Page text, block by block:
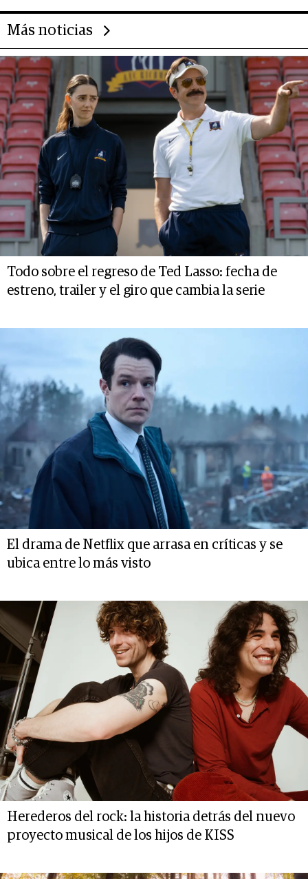
Más noticias
Todo sobre el regreso de Ted Lasso: fecha de
estreno, trailer y el giro que cambia la serie
El drama de Netflix que arrasa en críticas y se
ubica entre lo más visto
Herederos del rock: la historia detrás del nuevo
proyecto musical de los hijos de KISS